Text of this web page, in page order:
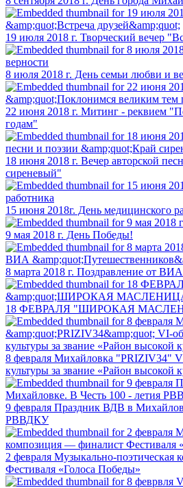
19 июля 2018 г. Творческий вечер
8 июля 2018 г. День семьи любви и
22 июня 2018 г. Митинг - реквием
годам"
18 июня 2018 г. Вечер авторской
сиреневый"
15 июня 2018г. День медицинского
9 мая 2018 г. День Победы!
8 марта 2018 г. Поздравление от
18 ФЕВРАЛЯ "ШИРОКАЯ
8 февраля Михайловка "PRIZIV34"
культуры за звание «Район высокой
9 февраля Праздник ВДВ в
РВВДКУ
2 февраля Музыкально-
Фестиваля «Голоса Победы»